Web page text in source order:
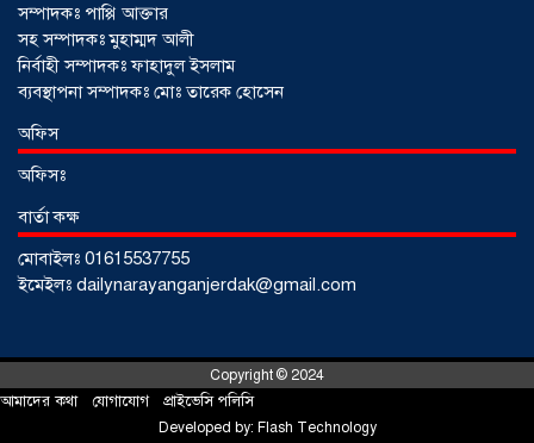
আড়াইহাজারে জেলেদের জালে উঠে এলো
সম্পাদকঃ পাপ্পি আক্তার
সহ সম্পাদকঃ মুহাম্মদ আলী
নির্বাহী সম্পাদকঃ ফাহাদুল ইসলাম
ব্যবস্থাপনা সম্পাদকঃ মোঃ তারেক হোসেন
অফিস
অফিসঃ
বার্তা কক্ষ
মোবাইলঃ 01615537755
ইমেইলঃ dailynarayanganjerdak@gmail.com
Copyright © 2024
আমাদের কথা যোগাযোগ প্রাইভেসি পলিসি
Developed by: Flash Technology